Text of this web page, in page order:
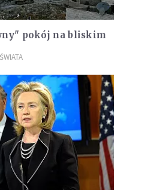
pokój na bliskim